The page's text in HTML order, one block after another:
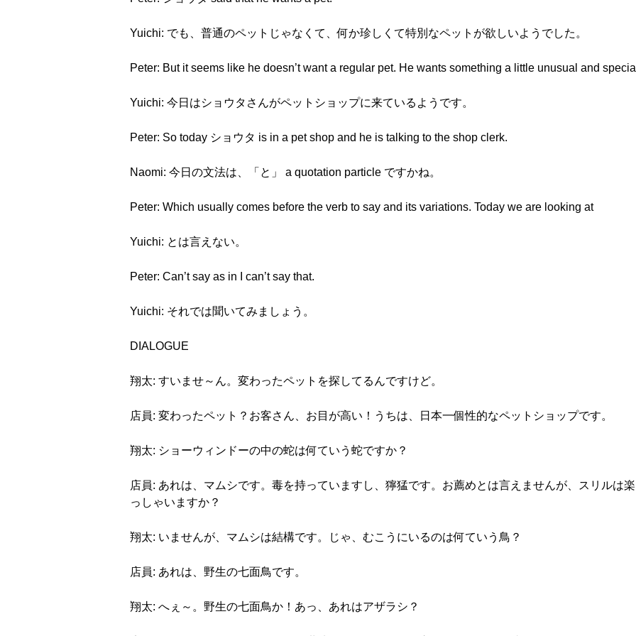
Yuichi: でも、普通のペットじゃなくて、何か珍しくて特別なペットが欲しいようでした。
Peter: But it seems like he doesn’t want a regular pet. He wants something a little unusual and
Yuichi: 今日はショウタさんがペットショップに来ているようです。
Peter: So today ショウタ is in a pet shop and he is talking to the shop clerk.
Naomi: 今日の文法は、「と」 a quotation particle ですかね。
Peter: Which usually comes before the verb to say and its variations. Today we are looking at
Yuichi: とは言えない。
Peter: Can’t say as in I can’t say that.
Yuichi: それでは聞いてみましょう。
DIALOGUE
翔太: すいませ～ん。変わったペットを探してるんですけど。
店員: 変わったペット？お客さん、お目が高い！うちは、日本一個性的なペットショップです。
翔太: ショーウィンドーの中の蛇は何ていう蛇ですか？
店員: あれは、マムシです。毒を持っていますし、獰猛です。お薦めとは言えませんが、スリルは
っしゃいますか？
翔太: いませんが、マムシは結構です。じゃ、むこうにいるのは何ていう鳥？
店員: あれは、野生の七面鳥です。
翔太: へぇ～。野生の七面鳥か！あっ、あれはアザラシ？